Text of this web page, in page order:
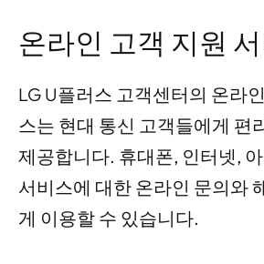
온라인 고객 지원
LG U플러스 고객센터의 온라
스는 현대 통신 고객들에게 편
제공합니다. 휴대폰, 인터넷,
서비스에 대한 온라인 문의와
게 이용할 수 있습니다.